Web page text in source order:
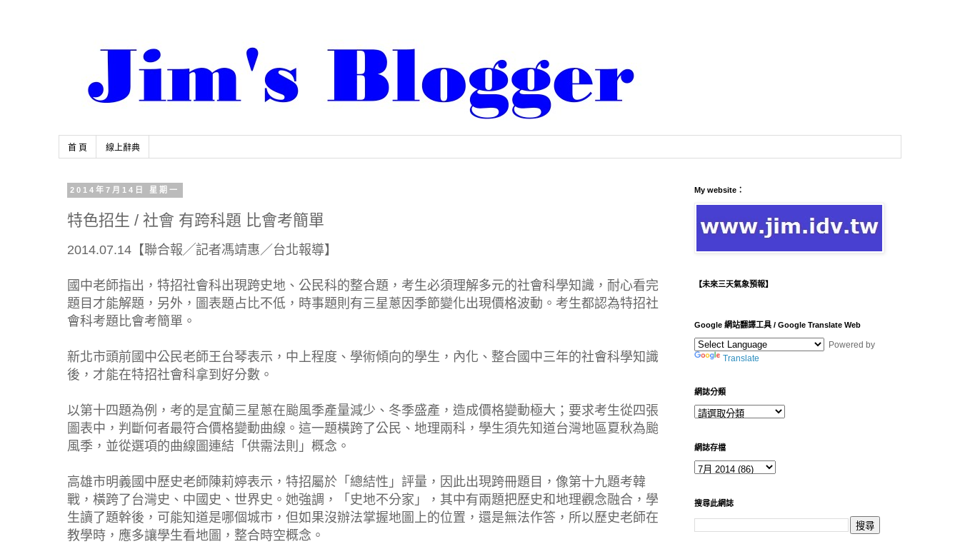
首 頁 線上辭典
2014年7月14日 星期一
特色招生 / 社會 有跨科題 比會考簡單
2014.07.14【聯合報╱記者馮靖惠／台北報導】
國中老師指出，特招社會科出現跨史地、公民科的整合題，考生必須理解多元的社會科學知識，耐心看完
題目才能解題，另外，圖表題占比不低，時事題則有三星蔥因季節變化出現價格波動。考生都認為特招社
會科考題比會考簡單。
新北市頭前國中公民老師王台琴表示，中上程度、學術傾向的學生，內化、整合國中三年的社會科學知識
後，才能在特招社會科拿到好分數。
以第十四題為例，考的是宜蘭三星蔥在颱風季產量減少、冬季盛產，造成價格變動極大；要求考生從四張
圖表中，判斷何者最符合價格變動曲線。這一題橫跨了公民、地理兩科，學生須先知道台灣地區夏秋為颱
風季，並從選項的曲線圖連結「供需法則」概念。
高雄市明義國中歷史老師陳莉婷表示，特招屬於「總結性」評量，因此出現跨冊題目，像第十九題考韓
戰，橫跨了台灣史、中國史、世界史。她強調，「史地不分家」，其中有兩題把歷史和地理觀念融合，學
生讀了題幹後，可能知道是哪個城市，但如果沒辦法掌握地圖上的位置，還是無法作答，所以歷史老師在
教學時，應多讓學生看地圖，整合時空概念。
My website：
【未來三天氣象預報】
Google 網站翻譯工具 / Google Translate Web
Powered by
Translate
網誌分類
網誌存檔
搜尋此網誌